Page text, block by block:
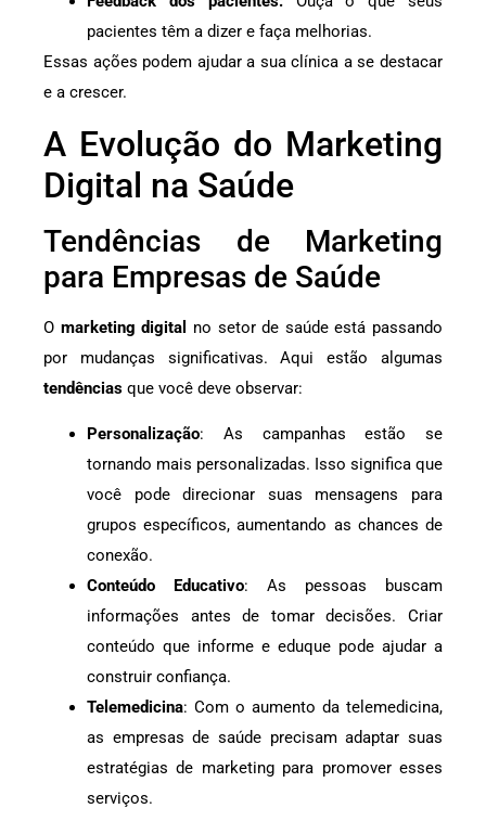
pacientes têm a dizer e faça melhorias.
Essas ações podem ajudar a sua clínica a se destacar
e a crescer.
A Evolução do Marketing
Digital na Saúde
Tendências de Marketing
para Empresas de Saúde
O marketing digital
no setor de saúde está passando
por mudanças significativas. Aqui estão algumas
tendências que você deve observar:
Personalização: As campanhas estão se
tornando mais personalizadas. Isso significa que
você pode direcionar suas mensagens para
grupos específicos, aumentando as chances de
conexão.
Conteúdo Educativo: As pessoas buscam
informações antes de tomar decisões. Criar
conteúdo que informe e eduque pode ajudar a
construir confiança.
Telemedicina: Com o aumento da telemedicina,
as empresas de saúde precisam adaptar suas
estratégias de marketing para promover esses
serviços.